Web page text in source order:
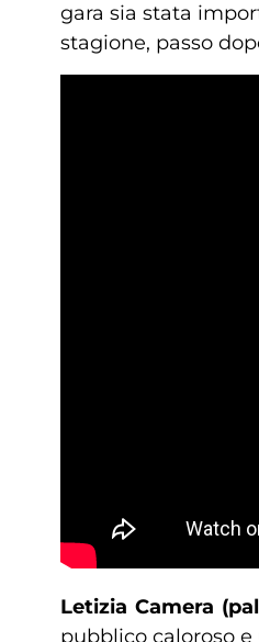
gara sia stata
stagione, passo
Letizia Camera
pubblico caloroso